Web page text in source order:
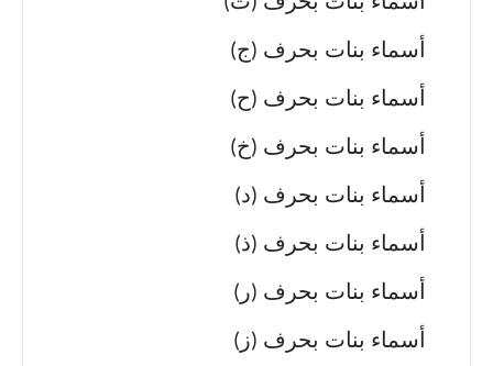
أسماء بنات بحرف (ج)
أسماء بنات بحرف (ح)
أسماء بنات بحرف (خ)
أسماء بنات بحرف (د)
أسماء بنات بحرف (ذ)
أسماء بنات بحرف (ر)
أسماء بنات بحرف (ز)